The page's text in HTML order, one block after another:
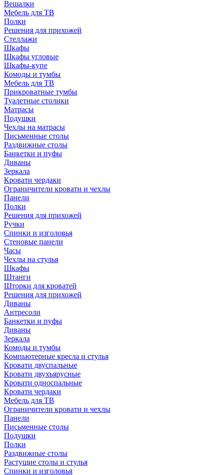
Вешалки
Мебель для ТВ
Полки
Решения для прихожей
Стеллажи
Шкафы
Шкафы угловые
Шкафы-купе
Комоды и тумбы
Мебель для ТВ
Прикроватные тумбы
Туалетные столики
Матрасы
Подушки
Чехлы на матрасы
Письменные столы
Раздвижные столы
Банкетки и пуфы
Диваны
Зеркала
Кровати чердаки
Ограничители кровати и чехлы
Панели
Полки
Решения для прихожей
Ручки
Спинки и изголовья
Стеновые панели
Часы
Чехлы на стулья
Шкафы
Штанги
Шторки для кроватей
Решения для прихожей
Диваны
Антресоли
Банкетки и пуфы
Диваны
Зеркала
Комоды и тумбы
Компьютерные кресла и стулья
Кровати двуспальные
Кровати двухъярусные
Кровати односпальные
Кровати чердаки
Мебель для ТВ
Ограничители кровати и чехлы
Панели
Письменные столы
Подушки
Полки
Раздвижные столы
Растущие столы и стулья
Спинки и изголовья